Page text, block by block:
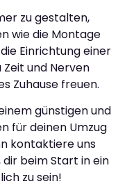
zu gestalten,
wie die Montage
Einrichtung einer
und Nerven
Zuhause freuen.
günstigen und
für deinen Umzug
kontaktiere uns
beim Start in ein
zu sein!